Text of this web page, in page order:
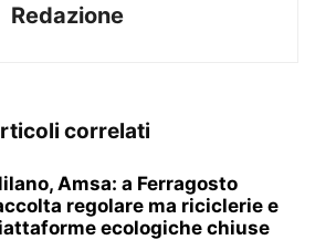
Redazione
correlati
Amsa: a Ferragosto
regolare ma riciclerie e
ecologiche chiuse